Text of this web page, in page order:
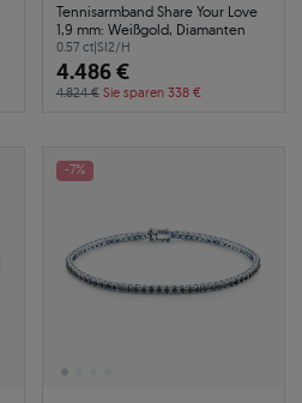
Tennisarmband Share Your Love
1,9 mm: Weißgold, Diamanten
0.57 ct|SI2/H
4.486 €
4.824 € Sie sparen 338 €
-7%